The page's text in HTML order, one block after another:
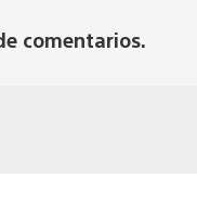
comentarios.